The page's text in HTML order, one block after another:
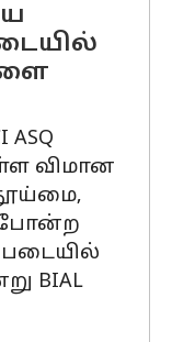
விமான
போன்ற
BIAL